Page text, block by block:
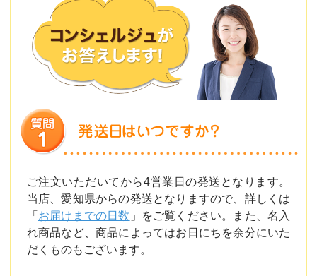
ご注文いただいてから4営業日の発送となります。
当店、愛知県からの発送となりますので、詳しくは
「 お届けまでの日数 」をご覧ください。また、名入
れ商品など、商品によってはお日にちを余分にいた
だくものもございます。